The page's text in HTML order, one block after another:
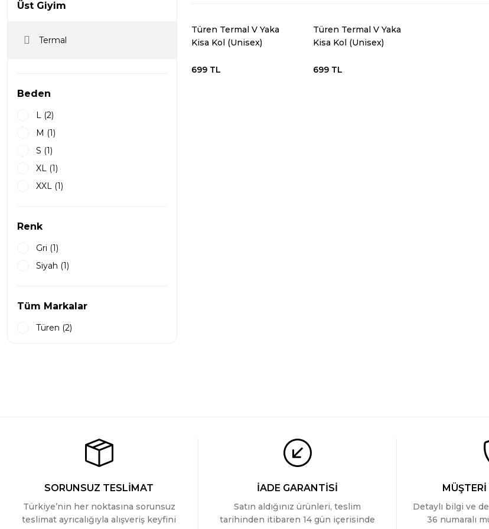
Üst Giyim
Termal
Beden
L (2)
M (1)
S (1)
XL (1)
XXL (1)
Renk
Gri (1)
Siyah (1)
Tüm Markalar
Türen (2)
Türen Termal V Yaka
Kisa Kol (Unisex)
699 TL
Türen Termal V Yaka
Kisa Kol (Unisex)
699 TL
SORUNSUZ TESLİMAT
Türkiye’nin her noktasına sorunsuz
teslimat ayrıcalığıyla alışveriş keyfini
İADE GARANTİSİ
Satın aldığınız ürünleri, teslim
tarihinden itibaren 14 gün içerisinde
Detaylı bilgi ve
36 numaralı